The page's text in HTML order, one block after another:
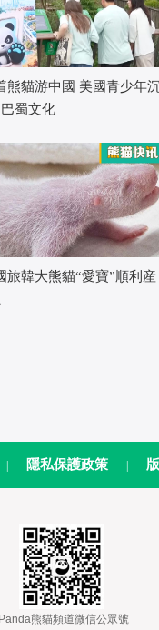
熊貓游中國 美國青少年
蜀文化
旅韓大熊貓“愛寶”順利産
隱私保護政策
熊貓頻道微信公眾號